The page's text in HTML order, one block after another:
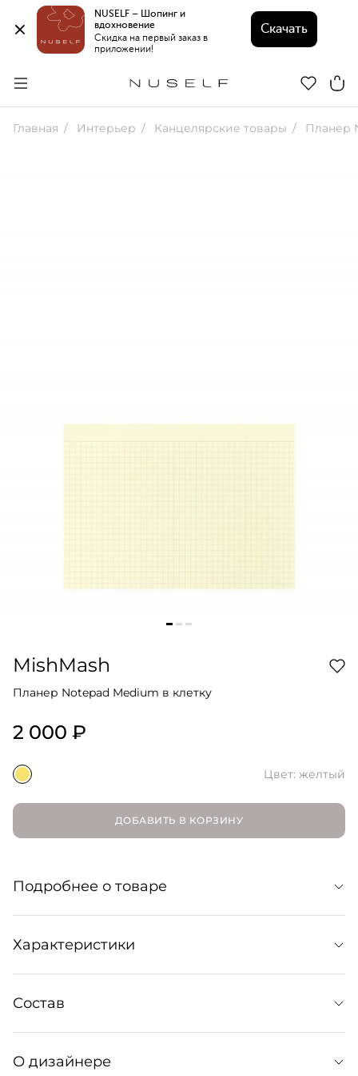
NUSELF – Шопинг и
вдохновение
Скидка на первый заказ в
приложении!
Скачать
Главная Интерьер Канцелярские товары Планер
MishMash
Планер Notepad Medium в клетку
2 000 ₽
Цвет: желтый
ДОБАВИТЬ В КОРЗИНУ
Подробнее о товаре
Эстетичный планер в клетку, который поможет
распределить задачи в максимально удобном для вас
Характеристики
80 листов А5
Артикул производителя: 5600780107453
Состав
О дизайнере